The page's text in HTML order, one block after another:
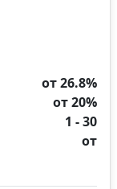
от 26.8%
от 20%
1 - 30
от